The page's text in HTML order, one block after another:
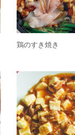
鶏のすき焼き